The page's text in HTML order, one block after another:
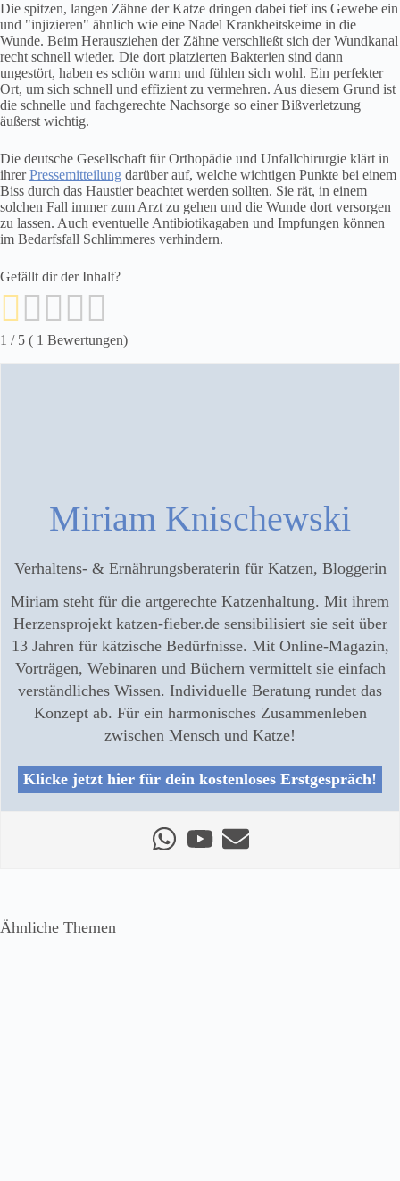
Die spitzen, langen Zähne der Katze dringen dabei tief ins Gewebe ein
und "injizieren" ähnlich wie eine Nadel Krankheitskeime in die
Wunde. Beim Herausziehen der Zähne verschließt sich der Wundkanal
recht schnell wieder. Die dort platzierten Bakterien sind dann
ungestört, haben es schön warm und fühlen sich wohl. Ein perfekter
Ort, um sich schnell und effizient zu vermehren. Aus diesem Grund ist
die schnelle und fachgerechte Nachsorge so einer Bißverletzung
äußerst wichtig.
Die deutsche Gesellschaft für Orthopädie und Unfallchirurgie klärt in
ihrerPressemitteilung darüber auf, welche wichtigen Punkte bei einem
Biss durch das Haustier beachtet werden sollten. Sie rät, in einem
solchen Fall immer zum Arzt zu gehen und die Wunde dort versorgen
zu lassen. Auch eventuelle Antibiotikagaben und Impfungen können
im Bedarfsfall Schlimmeres verhindern.
Gefällt dir der Inhalt?
1 / 5 ( 1 Bewertungen)
Miriam Knischewski
Verhaltens- & Ernährungsberaterin für Katzen, Bloggerin
Miriam steht für die artgerechte Katzenhaltung. Mit ihrem
Herzensprojekt katzen-fieber.de sensibilisiert sie seit über
13 Jahren für kätzische Bedürfnisse. Mit Online-Magazin,
Vorträgen, Webinaren und Büchern vermittelt sie einfach
verständliches Wissen. Individuelle Beratung rundet das
Konzept ab. Für ein harmonisches Zusammenleben
zwischen Mensch und Katze!
Klicke jetzt hier für dein kostenloses Erstgespräch!
Ähnliche Themen